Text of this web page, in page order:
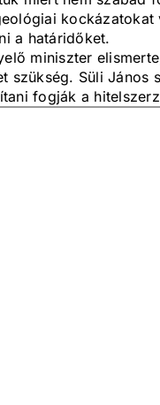
a határidőket.
miniszter
szükség. Süli
fogják a